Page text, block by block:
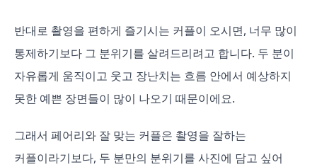
반대로 촬영을 편하게 즐기시는 커플이 오시면, 너무 많이
통제하기보다 그 분위기를 살려드리려고 합니다. 두 분이
자유롭게 움직이고 웃고 장난치는 흐름 안에서 예상하지
못한 예쁜 장면들이 많이 나오기 때문이에요.
그래서 페어리와 잘 맞는 커플은 촬영을 잘하는
커플이라기보다, 두 분만의 분위기를 사진에 담고 싶어